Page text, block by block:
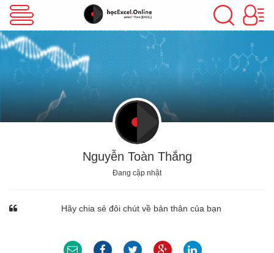
VBA Excel
Excel Cơ Bản
Excel Nâng Cao
Nguyễn Toàn Thắng
Đang cập nhật
Hãy chia sẻ đôi chút về bản thân của bạn